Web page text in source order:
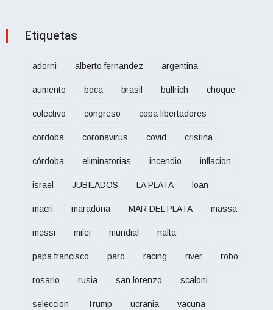
Etiquetas
adorni alberto fernandez argentina
aumento boca brasil bullrich choque
colectivo congreso copa libertadores
cordoba coronavirus covid cristina
córdoba eliminatorias incendio inflacion
israel JUBILADOS LA PLATA loan
macri maradona MAR DEL PLATA massa
messi milei mundial nafta
papa francisco paro racing river robo
rosario rusia san lorenzo scaloni
seleccion Trump ucrania vacuna